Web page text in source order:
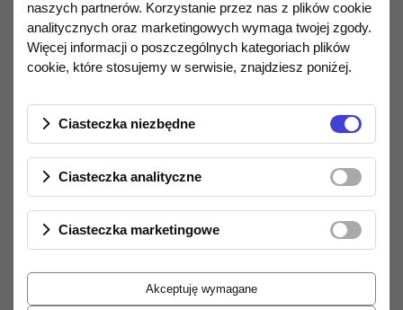
wysoka sztywność i doskonałe
tłumienie własne.
Wkładka Ortofon Quintet Bronze –
Zestaw został uzupełniony o
Quintet Bronze– wkładkę MC klasy high-
end, która:
oferujewyjątkową rozdzielczość i
neutralną barwę,
instrumentów akustycznych i wokali,
naszych partnerów. Korzystanie przez nas z plików cookie
analitycznych oraz marketingowych wymaga twojej zgody.
Więcej informacji o poszczególnych kategoriach plików
cookie, które stosujemy w serwisie, znajdziesz poniżej.
Ciasteczka niezbędne
Ciasteczka analityczne
Ciasteczka marketingowe
Akceptuję wymagane